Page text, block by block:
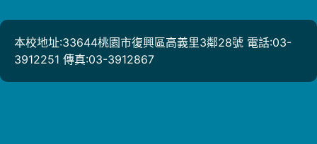
本校地址:33644桃園市復興區高義里3鄰28號 電話:03-
3912251 傳真:03-3912867